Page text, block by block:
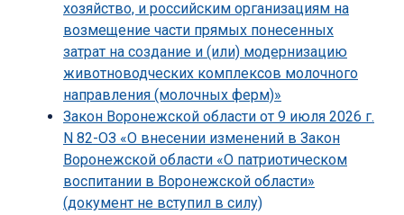
хозяйство, и российским организациям на
возмещение части прямых понесенных
затрат на создание и (или) модернизацию
животноводческих комплексов молочного
направления (молочных ферм)»
Закон Воронежской области от 9 июля 2026 г.
N 82-ОЗ «О внесении изменений в Закон
Воронежской области «О патриотическом
воспитании в Воронежской области»
(документ не вступил в силу)